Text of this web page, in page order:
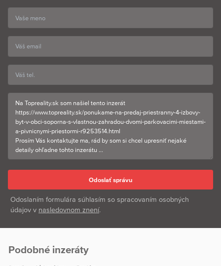
Odoslaním formulára súhlasím so spracovaním osobných
údajov v nasledovnom znení.
Podobné inzeráty